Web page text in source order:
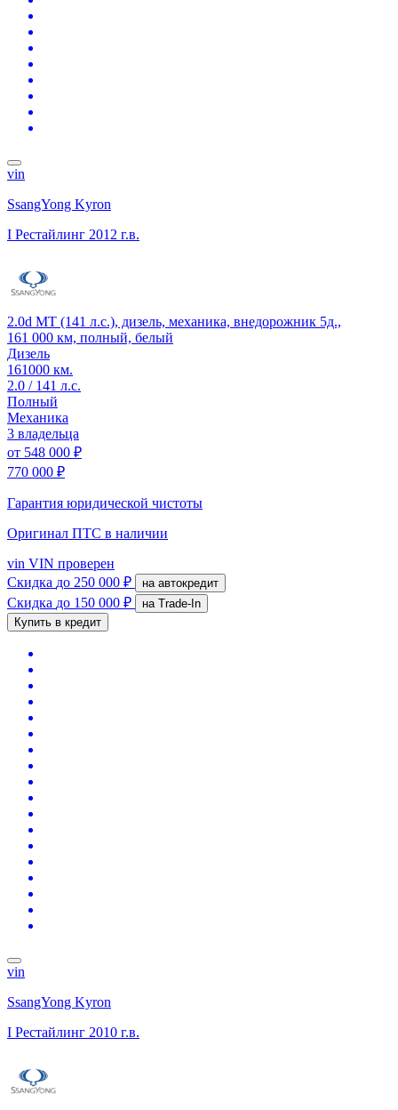
vin
SsangYong Kyron
I Рестайлинг 2012 г.в.
2.0d MT (141 л.с.), дизель, механика, внедорожник 5д.,
161 000 км, полный, белый
Дизель
161000 км.
2.0 / 141 л.с.
Полный
Механика
3 владельца
от 548 000 ₽
770 000 ₽
Гарантия юридической чистоты
Оригинал ПТС в наличии
vin VIN проверен
Скидка до 250 000 ₽ на автокредит
Скидка до 150 000 ₽
на Trade-In
Купить в кредит
vin
SsangYong Kyron
I Рестайлинг 2010 г.в.